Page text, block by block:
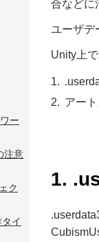
ー
注意
ク
イ
合などに
ユーザデ
Unity上
アー
1.